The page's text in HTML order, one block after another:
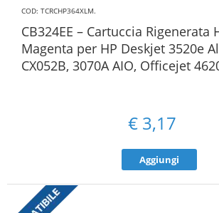
COD: TCRCHP364XLM.
CB324EE – Cartuccia Rigenerata
Magenta per HP Deskjet 3520e
CX052B, 3070A AIO, Officejet
€ 3,17
Aggiungi